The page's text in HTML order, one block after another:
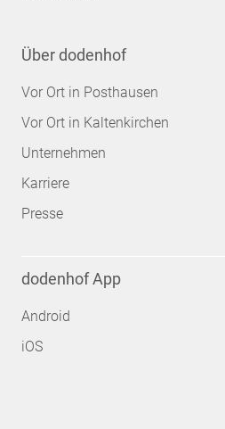
Über dodenhof
Vor Ort in Posthausen
Vor Ort in Kaltenkirchen
Unternehmen
Karriere
Presse
dodenhof App
Android
iOS